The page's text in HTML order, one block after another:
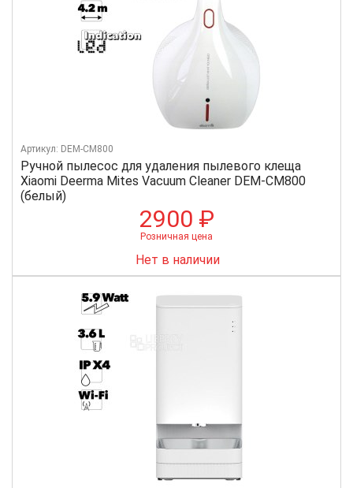
Ручной пылесос для удаления пылевого клеща
Xiaomi Deerma Mites Vacuum Cleaner DEM-CM800
(белый)
Артикул: DEM-CM800
2900 ₽
Розничная цена
Нет в наличии